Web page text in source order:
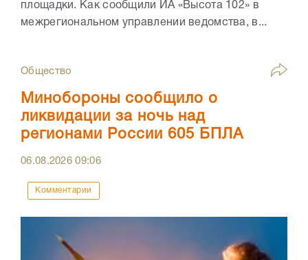
площадки. Как сообщили ИА «Высота 102» в
межрегиональном управлении ведомства, в...
Общество
Минобороны сообщило о
ликвидации за ночь над
регионами России 605 БПЛА
06.08.202609:06
Комментарии